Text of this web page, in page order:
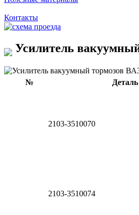
Контакты
Усилитель
№
2103-3510070
2103-3510074